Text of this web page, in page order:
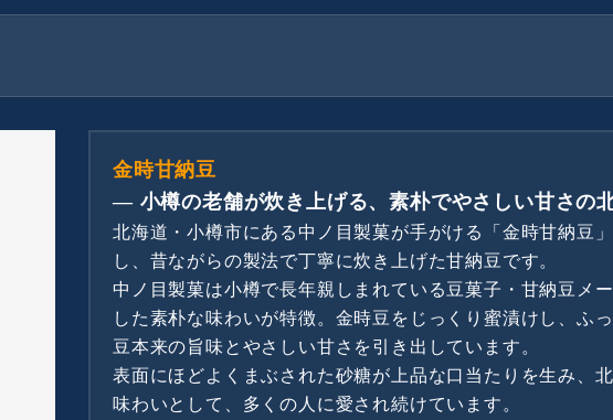
金時甘納豆
― 小樽の老舗が炊き上げる、素朴でやさしい甘さの
北海道・小樽市にある中ノ目製菓が手がける「金時甘納豆
し、昔ながらの製法で丁寧に炊き上げた甘納豆です。
中ノ目製菓は小樽で長年親しまれている豆菓子・甘納豆メ
した素朴な味わいが特徴。金時豆をじっくり蜜漬けし、ふ
豆本来の旨味とやさしい甘さを引き出しています。
表面にほどよくまぶされた砂糖が上品な口当たりを生み、
味わいとして、多くの人に愛され続けています。